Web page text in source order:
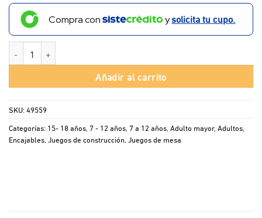
Compra con ysolicita tu cupo.
Añadir al carrito
SKU:49559
Categorías: 15- 18 años 7 - 12 años 7 a 12 años Adulto mayor, Adultos
Encajables Juegos de construcción Juegos de mesa